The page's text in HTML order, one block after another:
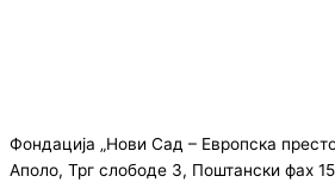
Фондација „Нови Сад – Европска
Аполо, Трг слободе 3, Поштански фах